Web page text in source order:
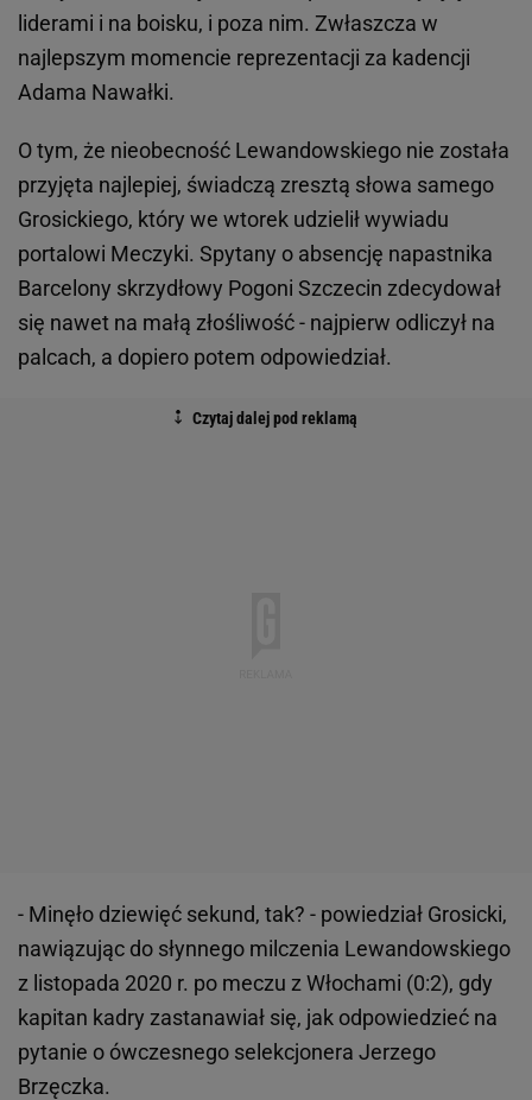
liderami i na boisku, i poza nim. Zwłaszcza w
najlepszym momencie reprezentacji za kadencji
Adama Nawałki.
O tym, że nieobecność Lewandowskiego nie została
przyjęta najlepiej, świadczą zresztą słowa samego
Grosickiego, który we wtorek udzielił wywiadu
portalowi Meczyki. Spytany o absencję napastnika
Barcelony skrzydłowy Pogoni Szczecin zdecydował
się nawet na małą złośliwość - najpierw odliczył na
palcach, a dopiero potem odpowiedział.
- Minęło dziewięć sekund, tak? - powiedział Grosicki,
nawiązując do słynnego milczenia Lewandowskiego
z listopada 2020 r. po meczu z Włochami (0:2), gdy
kapitan kadry zastanawiał się, jak odpowiedzieć na
pytanie o ówczesnego selekcjonera Jerzego
Brzęczka.